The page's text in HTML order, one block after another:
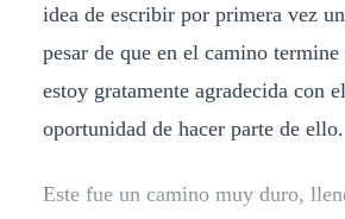
idea de escribir por primera vez
pesar de que en el camino
estoy gratamente agradecida con
oportunidad de hacer parte de ello.
Este fue un camino muy duro,